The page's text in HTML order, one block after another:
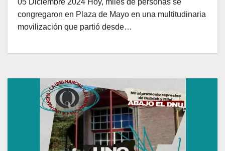
05 Diciembre 2024 Hoy, miles de personas se
congregaron en Plaza de Mayo en una multitudinaria
movilización que partió desde…